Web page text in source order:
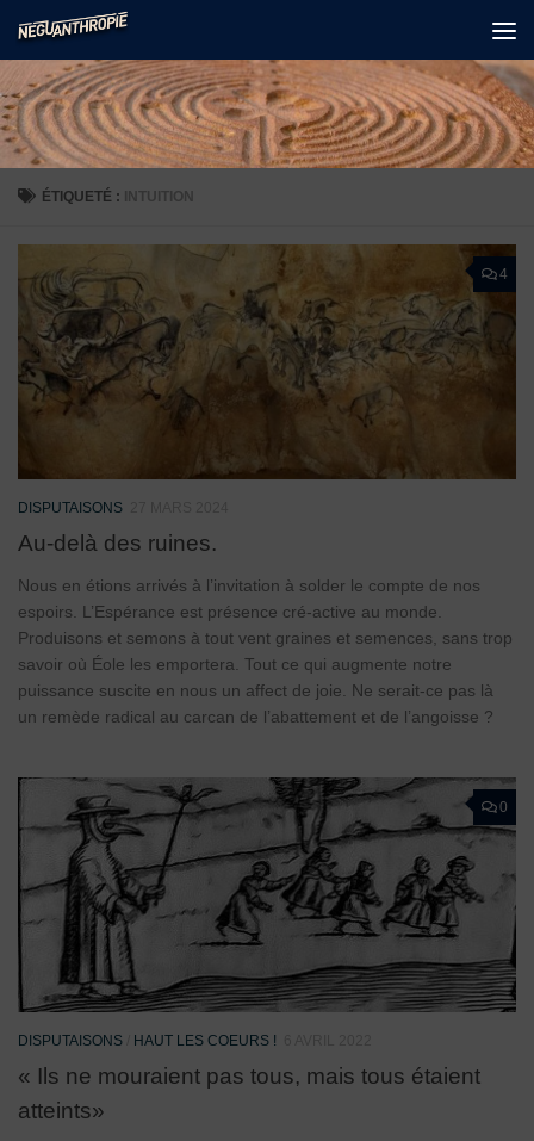
Skip to content
ÉTIQUETÉ : INTUITION
4
DISPUTAISONS
Au-delà des ruines.
Nous en étions arrivés à l’invitation à solder le compte de nos
espoirs. L’Espérance est présence cré-active au monde.
Produisons et semons à tout vent graines et semences, sans trop
savoir où Éole les emportera. Tout ce qui augmente notre
puissance suscite en nous un affect de joie. Ne serait-ce pas là
un remède radical au carcan de l’abattement et de l’angoisse ?
0
DISPUTAISONS HAUT LES COEURS !
« Ils ne mouraient pas tous, mais tous étaient
atteints»